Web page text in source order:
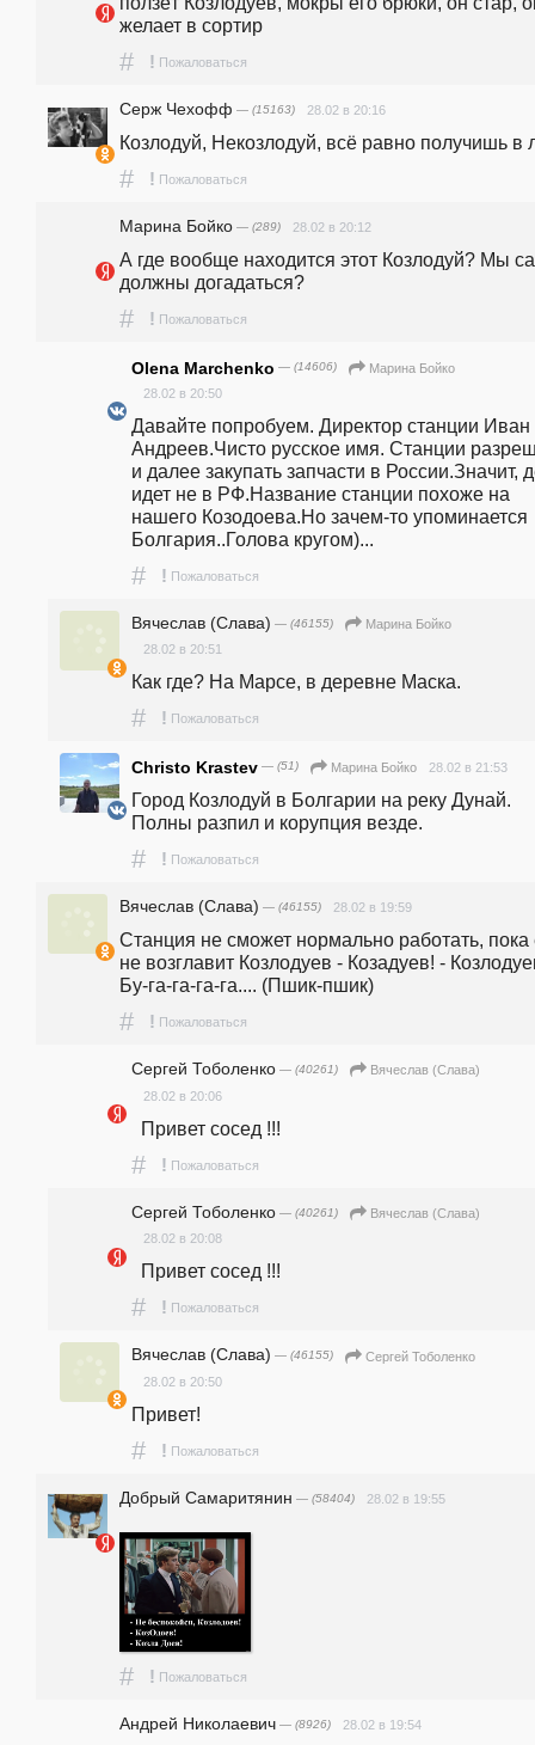
желает в сортир
# ! Пожаловаться
Серж Чехофф — (15163) 28.02 в 20:16
Козлодуй, Некозлодуй, всё равно получишь в
# ! Пожаловаться
Марина Бойко — (289) 28.02 в 20:12
А где вообще находится этот Козлодуй? Мы
должны догадаться?
# ! Пожаловаться
Olena Marchenko — (14606)
Марина Бойко
28.02 в 20:50
Давайте попробуем. Директор станции Иван
Андреев.Чисто русское имя. Станции
и далее закупать запчасти в России.Значит,
идет не в РФ.Название станции похоже на
нашего Козодоева.Но зачем-то упоминается
Болгария..Голова кругом)...
# ! Пожаловаться
Вячеслав (Слава) — (46155)
Марина Бойко
28.02 в 20:51
Как где? На Марсе, в деревне Маска.
# ! Пожаловаться
Christo Krastev — (51) Марина Бойко 28.02 в 21:53
Город Козлодуй в Болгарии на реку Дунай.
Полны разпил и корупция везде.
# ! Пожаловаться
Вячеслав (Слава) — (46155) 28.02 в 19:59
Станция не сможет нормально работать, пока
не возглавит Козлодуев - Козадуев! -
Бу-га-га-га-га.... (Пшик-пшик)
# ! Пожаловаться
Сергей Тоболенко — (40261)
Вячеслав (Слава)
28.02 в 20:06
  Привет сосед !!!
# ! Пожаловаться
Сергей Тоболенко — (40261)
Вячеслав (Слава)
28.02 в 20:08
  Привет сосед !!!
# ! Пожаловаться
Вячеслав (Слава) — (46155)
Сергей Тоболенко
28.02 в 20:50
Привет!
# ! Пожаловаться
Добрый Самаритянин — (58404) 28.02 в 19:55
# ! Пожаловаться
Андрей Николаевич — (8926) 28.02 в 19:54